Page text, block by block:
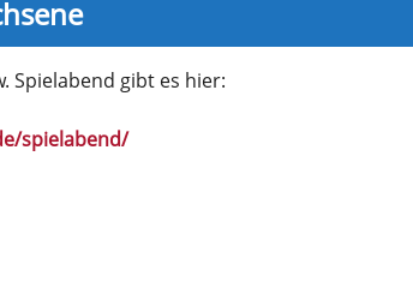
Spielabend gibt es hier:
spielabend/